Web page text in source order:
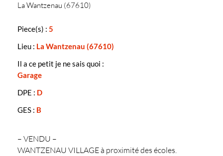
La Wantzenau (67610)
Piece(s) : 5
Lieu : La Wantzenau (67610)
Il a ce petit je ne sais quoi :
Garage
DPE : D
GES : B
– VENDU –
WANTZENAU VILLAGE à proximité des écoles.